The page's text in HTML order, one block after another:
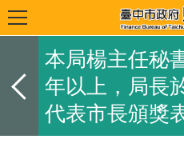
本局楊主任秘
年以上，局長
代表市長頒獎